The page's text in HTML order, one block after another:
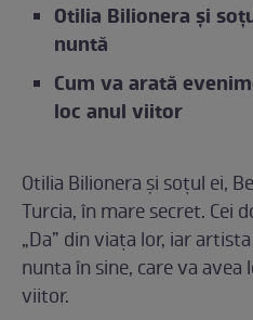
Otilia Bilionera și
nuntă
Cum va arată
loc anul viitor
Otilia Bilionera și soțul ei,
Turcia, în mare secret. Cei
„Da” din viața lor, iar
nunta în sine, care va avea
viitor.